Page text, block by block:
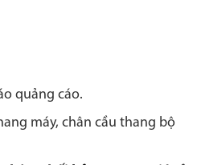
quảng cáo.
máy, chân cầu thang bộ